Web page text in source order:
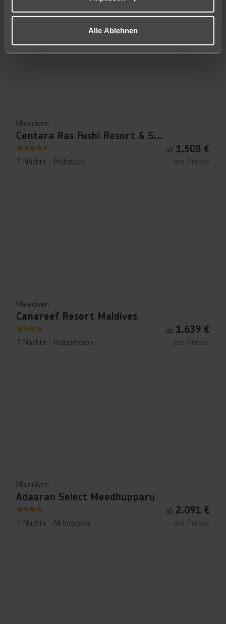
Alle Ablehnen
Malediven
Centara Ras Fushi Resort & Spa Maldives
4.5
7 Nächte ∙ Frühstück
ab 1.508 €
pro Person
Malediven
Canareef Resort Maldives
4
7 Nächte ∙ Halbpension
ab 1.639 €
pro Person
Malediven
Adaaran Select Meedhupparu
4
7 Nächte ∙ All Inclusive
ab 2.091 €
pro Person